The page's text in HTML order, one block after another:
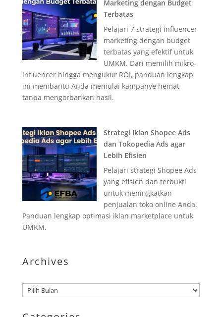
Marketing dengan Budget
Terbatas
Pelajari 7 strategi influencer
marketing dengan budget
terbatas yang efektif untuk
UMKM. Dari memilih mikro-
influencer hingga mengukur ROI, panduan lengkap
ini membantu Anda memulai kampanye hemat
tanpa mengorbankan hasil.
Strategi Iklan Shopee Ads
dan Tokopedia Ads agar
Lebih Efisien
Pelajari strategi Shopee Ads
yang efisien dan terbukti
untuk meningkatkan
penjualan toko online Anda.
Panduan lengkap optimasi iklan marketplace untuk
UMKM.
Archives
Arsip